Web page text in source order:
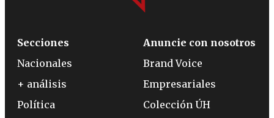
Secciones
Nacionales
+ análisis
Política
Anuncie con nosotros
Brand Voice
Empresariales
Colección ÚH